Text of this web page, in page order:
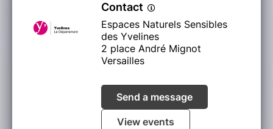
Contact
Espaces Naturels Sensibles
des Yvelines
2 place André Mignot
Versailles
Send a message
View events